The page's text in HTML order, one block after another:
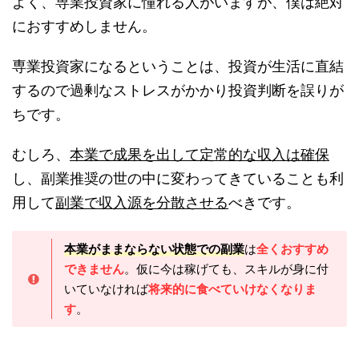
におすすめしません。
専業投資家になるということは、投資が生活に直結
するので過剰なストレスがかかり投資判断を誤りが
ちです。
むしろ、 本業で成果を出して定常的な収入は確保
し、副業推奨の世の中に変わってきていることも利
用して副業で収入源を分散させるべきです。
本業がままならない状態での副業は全くおすすめ
できません。仮に今は稼げても、スキルが身に付
いていなければ将来的に食べていけなくなりま
す。